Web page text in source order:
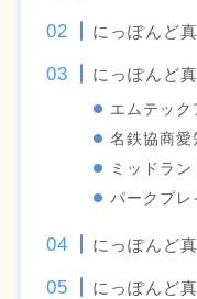
にっぽんど
にっぽんど
エムテッ
名鉄協商愛
ミッドラ
パークプレ
にっぽんど
にっぽんど